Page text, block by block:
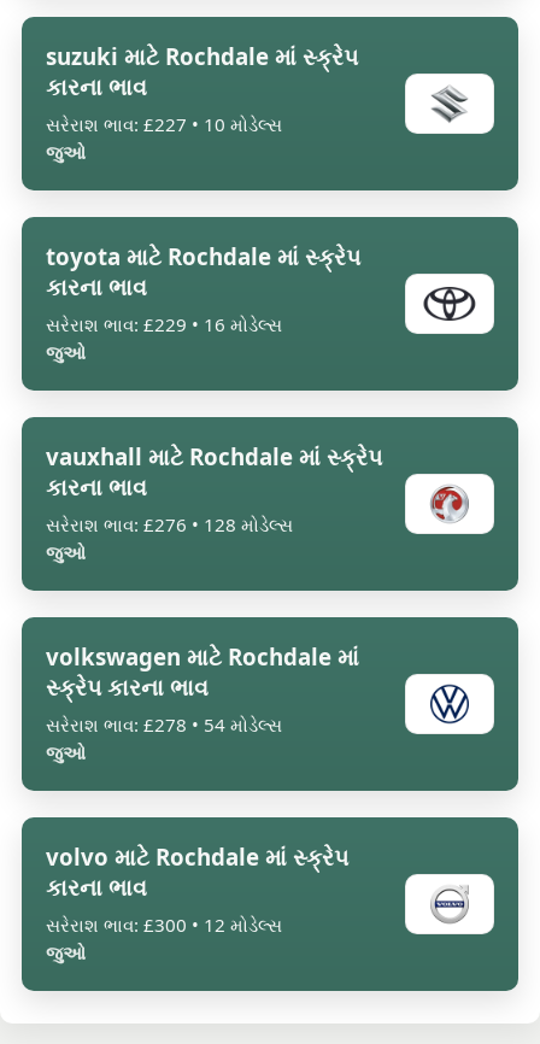
suzuki માટે Rochdale માં સ્ક્રેપ
કારના ભાવ
સરેરાશ ભાવ: £227 • 10 મોડેલ્સ
જુઓ
toyota માટે Rochdale માં સ્ક્રેપ
કારના ભાવ
સરેરાશ ભાવ: £229 • 16 મોડેલ્સ
જુઓ
vauxhall માટે Rochdale માં સ્ક્રેપ
કારના ભાવ
સરેરાશ ભાવ: £276 • 128 મોડેલ્સ
જુઓ
volkswagen માટે Rochdale માં
સ્ક્રેપ કારના ભાવ
સરેરાશ ભાવ: £278 • 54 મોડેલ્સ
જુઓ
volvo માટે Rochdale માં સ્ક્રેપ
કારના ભાવ
સરેરાશ ભાવ: £300 • 12 મોડેલ્સ
જુઓ